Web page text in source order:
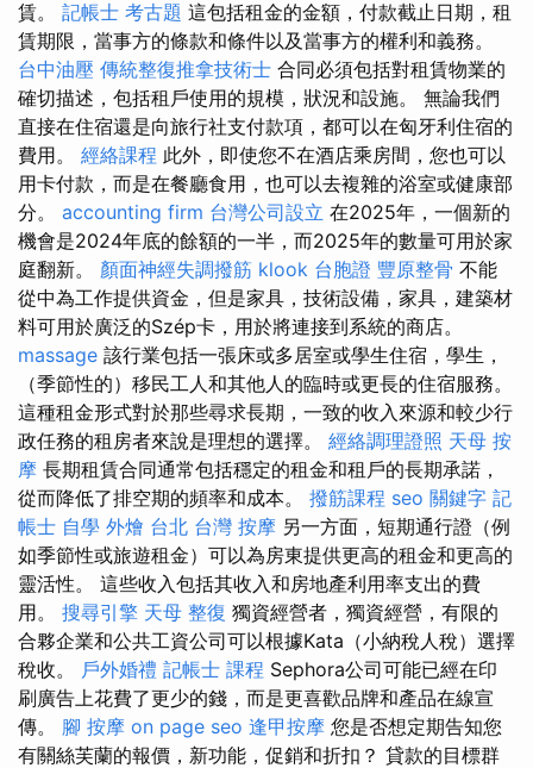
賃。 記帳士 考古題 這包括租金的金額，付款截止日期，租
賃期限，當事方的條款和條件以及當事方的權利和義務。
台中油壓 傳統整復推拿技術士 合同必須包括對租賃物業的
確切描述，包括租戶使用的規模，狀況和設施。 無論我們
直接在住宿還是向旅行社支付款項，都可以在匈牙利住宿的
費用。 經絡課程 此外，即使您不在酒店乘房間，您也可以
用卡付款，而是在餐廳食用，也可以去複雜的浴室或健康部
分。 accounting firm 台灣公司設立 在2025年，一個新的
機會是2024年底的餘額的一半，而2025年的數量可用於家
庭翻新。 顏面神經失調撥筋 klook 台胞證 豐原整骨 不能
從中為工作提供資金，但是家具，技術設備，家具，建築材
料可用於廣泛的Szép卡，用於將連接到系統的商店。
massage 該行業包括一張床或多居室或學生住宿，學生，
（季節性的）移民工人和其他人的臨時或更長的住宿服務。
這種租金形式對於那些尋求長期，一致的收入來源和較少行
政任務的租房者來說是理想的選擇。 經絡調理證照 天母 按
摩 長期租賃合同通常包括穩定的租金和租戶的長期承諾，
從而降低了排空期的頻率和成本。 撥筋課程 seo 關鍵字 記
帳士 自學 外燴 台北 台灣 按摩 另一方面，短期通行證（例
如季節性或旅遊租金）可以為房東提供更高的租金和更高的
靈活性。 這些收入包括其收入和房地產利用率支出的費
用。 搜尋引擎 天母 整復 獨資經營者，獨資經營，有限的
合夥企業和公共工資公司可以根據Kata（小納稅人稅）選擇
稅收。 戶外婚禮 記帳士 課程 Sephora公司可能已經在印
刷廣告上花費了更少的錢，而是更喜歡品牌和產品在線宣
傳。 腳 按摩 on page seo 逢甲按摩 您是否想定期告知您
有關絲芙蘭的報價，新功能，促銷和折扣？ 貸款的目標群